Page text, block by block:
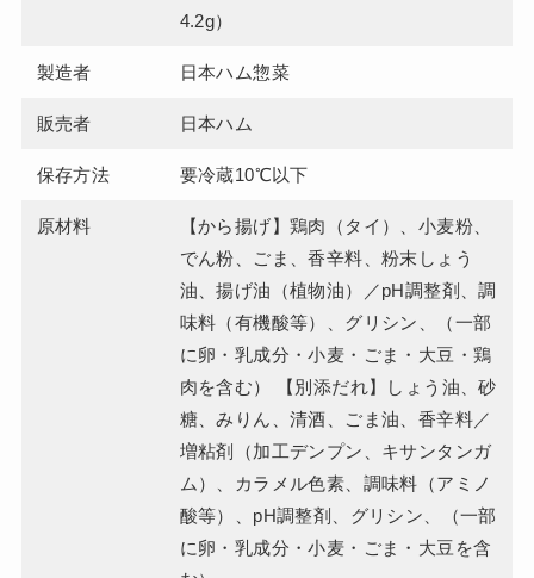
4.2g）
製造者 日本ハム惣菜
販売者 日本ハム
保存方法 要冷蔵10℃以下
原材料
【から揚げ】鶏肉（タイ）、小麦粉、
でん粉、ごま、香辛料、粉末しょう
油、揚げ油（植物油）／pH調整剤、調
味料（有機酸等）、グリシン、（一部
に卵・乳成分・小麦・ごま・大豆・鶏
肉を含む） 【別添だれ】しょう油、砂
糖、みりん、清酒、ごま油、香辛料／
増粘剤（加工デンプン、キサンタンガ
ム）、カラメル色素、調味料（アミノ
酸等）、pH調整剤、グリシン、（一部
に卵・乳成分・小麦・ごま・大豆を含